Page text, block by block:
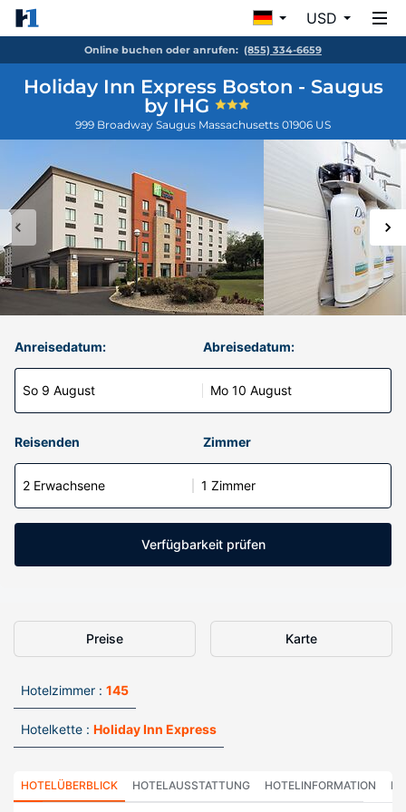
USD
Online buchen oder anrufen: (855) 334-6659
Holiday Inn Express Boston - Saugus
by IHG
999 Broadway Saugus Massachusetts 01906 US
Anreisedatum:
So 9 August
Abreisedatum:
Mo 10 August
Reisenden Zimmer
2 Erwachsene 1 Zimmer
Verfügbarkeit prüfen
Preise Karte
Hotelzimmer : 145
Hotelkette : Holiday Inn Express
HOTELÜBERBLICK HOTELAUSSTATTUNG HOTELINFORMATION